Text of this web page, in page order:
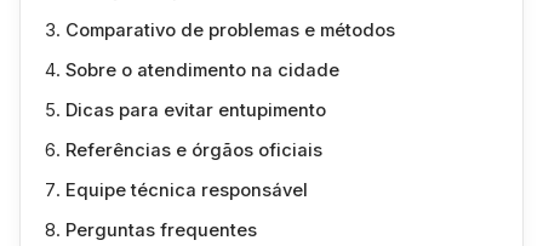
Comparativo de problemas e métodos
Sobre o atendimento na cidade
Dicas para evitar entupimento
Referências e órgãos oficiais
Equipe técnica responsável
Perguntas frequentes